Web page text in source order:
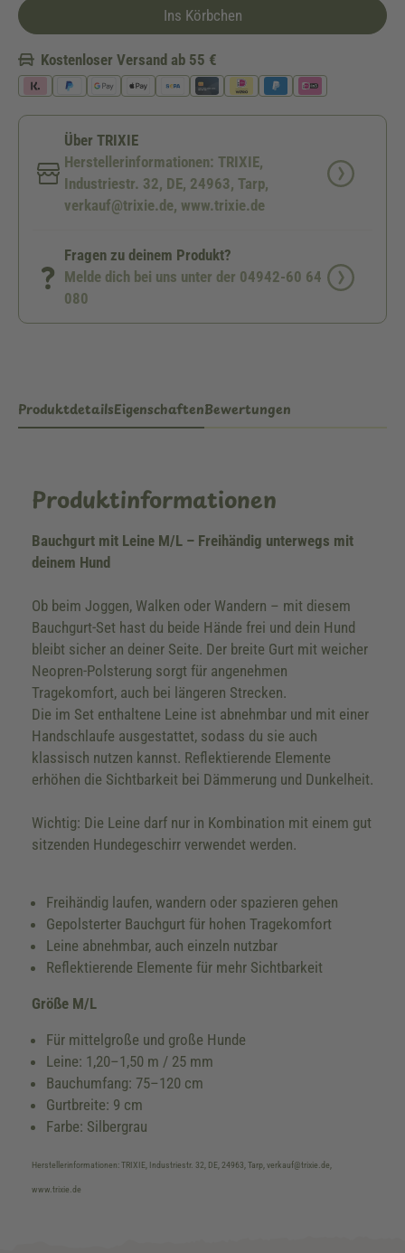
Ins Körbchen
Kostenloser Versand ab 55 €
Über TRIXIE
Herstellerinformationen: TRIXIE,
Industriestr. 32, DE, 24963, Tarp,
verkauf@trixie.de, www.trixie.de
Fragen zu deinem Produkt?
Melde dich bei uns unter der 04942-60 64
080
ProduktdetailsEigenschaftenBewertungen
Produktinformationen
Bauchgurt mit Leine M/L – Freihändig unterwegs mit
deinem Hund
Ob beim Joggen, Walken oder Wandern – mit diesem
Bauchgurt-Set hast du beide Hände frei und dein Hund
bleibt sicher an deiner Seite. Der breite Gurt mit weicher
Neopren-Polsterung sorgt für angenehmen
Tragekomfort, auch bei längeren Strecken.
Die im Set enthaltene Leine ist abnehmbar und mit einer
Handschlaufe ausgestattet, sodass du sie auch
klassisch nutzen kannst. Reflektierende Elemente
erhöhen die Sichtbarkeit bei Dämmerung und Dunkelheit.
Wichtig: Die Leine darf nur in Kombination mit einem gut
sitzenden Hundegeschirr verwendet werden.
Freihändig laufen, wandern oder spazieren gehen
Gepolsterter Bauchgurt für hohen Tragekomfort
Leine abnehmbar, auch einzeln nutzbar
Reflektierende Elemente für mehr Sichtbarkeit
Größe M/L
Für mittelgroße und große Hunde
Leine: 1,20–1,50 m / 25 mm
Bauchumfang: 75–120 cm
Gurtbreite: 9 cm
Farbe: Silbergrau
Herstellerinformationen: TRIXIE, Industriestr. 32, DE, 24963, Tarp, verkauf@trixie.de,
www.trixie.de